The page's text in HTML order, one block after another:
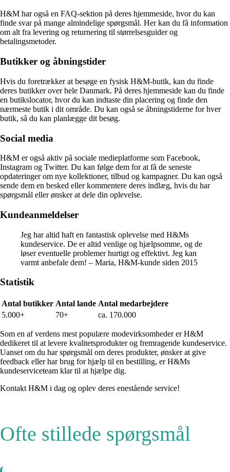
H&M har også en FAQ-sektion på deres hjemmeside, hvor du kan
finde svar på mange almindelige spørgsmål. Her kan du få information
om alt fra levering og returnering til størrelsesguider og
betalingsmetoder.
Butikker og åbningstider
Hvis du foretrækker at besøge en fysisk H&M-butik, kan du finde
deres butikker over hele Danmark. På deres hjemmeside kan du finde
en butikslocator, hvor du kan indtaste din placering og finde den
nærmeste butik i dit område. Du kan også se åbningstiderne for hver
butik, så du kan planlægge dit besøg.
Social media
H&M er også aktiv på sociale medieplatforme som Facebook,
Instagram og Twitter. Du kan følge dem for at få de seneste
opdateringer om nye kollektioner, tilbud og kampagner. Du kan også
sende dem en besked eller kommentere deres indlæg, hvis du har
spørgsmål eller ønsker at dele din oplevelse.
Kundeanmeldelser
Jeg har altid haft en fantastisk oplevelse med H&Ms
kundeservice. De er altid venlige og hjælpsomme, og de
løser eventuelle problemer hurtigt og effektivt. Jeg kan
varmt anbefale dem! – Maria, H&M-kunde siden 2015
Statistik
Antal butikker Antal lande Antal medarbejdere
5.000+
70+ ca. 170.000
Som en af verdens mest populære modevirksomheder er H&M
dedikeret til at levere kvalitetsprodukter og fremragende kundeservice.
Uanset om du har spørgsmål om deres produkter, ønsker at give
feedback eller har brug for hjælp til en bestilling, er H&Ms
kundeserviceteam klar til at hjælpe dig.
Kontakt H&M i dag og oplev deres enestående service!
Ofte stillede spørgsmål